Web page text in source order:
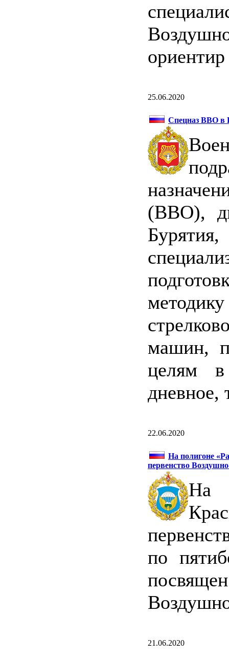
25.06.2020
Спецназ ВВО в
(ВВО),
машин,
целям
дневное,
22.06.2020
На полигоне
первенство
На
по
21.06.2020